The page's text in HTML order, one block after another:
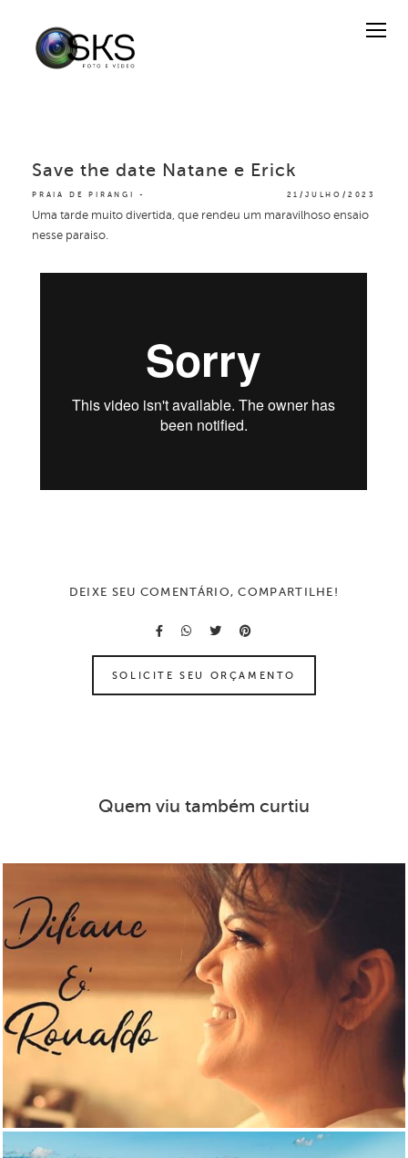
PRAIA DE PIRANGI 21/JULHO/2023
Save the date Natane e Erick
Uma tarde muito divertida, que rendeu um maravilhoso ensaio
nesse paraiso.
DEIXE SEU COMENTÁRIO, COMPARTILHE!
SOLICITE SEU ORÇAMENTO
Quem viu também curtiu